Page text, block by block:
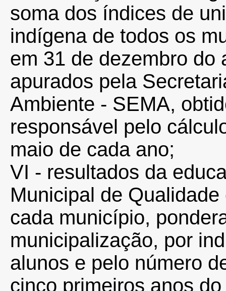
soma dos índices de
indígena de todos os
em 31 de dezembro do
apurados pela
Ambiente - SEMA,
responsável pelo
maio de cada ano;
VI - resultados da
Municipal de
cada município,
municipalização, por
alunos e pelo número
cinco primeiros anos